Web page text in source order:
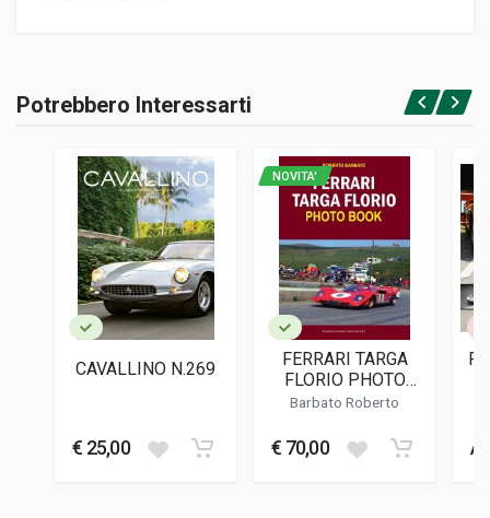
Rilegato
ISBN / EAN
9788830461130
Longanesi E C.
LINGUA DEL TESTO
DATA DI STAMPA
15 x 22 x 3 cm
Accedi o registrati
Potrebbero Interessarti
CAVALLINO N.269
€ 25,00
NOVITA'
FERRARI TARGA
FLORIO PHOTO
BOOK
Barbato Roberto
€ 70,00